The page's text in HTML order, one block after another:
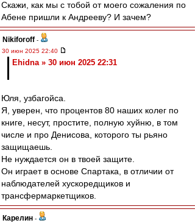
Скажи, как мы с тобой от моего сожаления по
Абене пришли к Андрееву? И зачем?
Nikiforoff -
30 июн 2025 22:40
Ehidna » 30 июн 2025 22:31
Юля, узбагойса.
Я, уверен, что процентов 80 наших колег по
книге, несут, простите, полную хуйню, в том
числе и про Денисова, которого ты рьяно
защищаешь.
Не нуждается он в твоей защите.
Он играет в основе Спартака, в отличии от
наблюдателей хускоредщиков и
трансфермаркетщиков.
Карелин -